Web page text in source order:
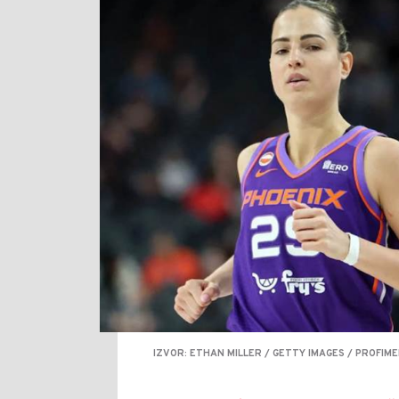
IZVOR: ETHAN MILLER / GETTY IMAGES /